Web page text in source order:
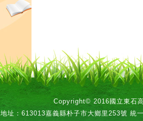
Copyright© 2016國立東石
地址：613013嘉義縣朴子市大鄉里253號 統